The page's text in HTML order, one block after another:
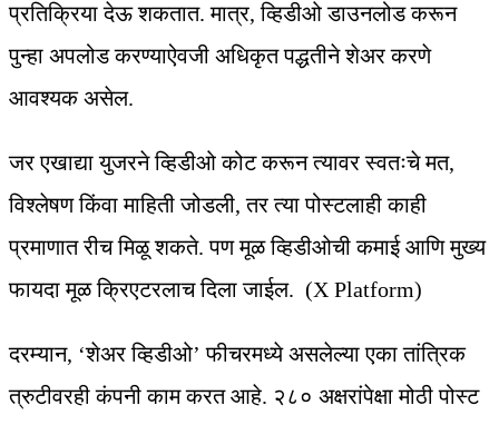
प्रतिक्रिया देऊ शकतात. मात्र, व्हिडीओ डाउनलोड करून
पुन्हा अपलोड करण्याऐवजी अधिकृत पद्धतीने शेअर करणे
आवश्यक असेल.
जर एखाद्या युजरने व्हिडीओ कोट करून त्यावर स्वतःचे मत,
विश्लेषण किंवा माहिती जोडली, तर त्या पोस्टलाही काही
प्रमाणात रीच मिळू शकते. पण मूळ व्हिडीओची कमाई आणि मुख्य
फायदा मूळ क्रिएटरलाच दिला जाईल. (X Platform)
दरम्यान, ‘शेअर व्हिडीओ’ फीचरमध्ये असलेल्या एका तांत्रिक
त्रुटीवरही कंपनी काम करत आहे. २८० अक्षरांपेक्षा मोठी पोस्ट